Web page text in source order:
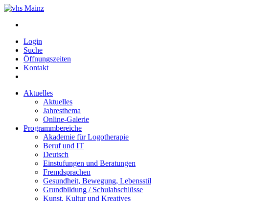
Login
Suche
Öffnungszeiten
Kontakt
Aktuelles
Aktuelles
Jahresthema
Online-Galerie
Programmbereiche
Akademie für Logotherapie
Beruf und IT
Deutsch
Einstufungen und Beratungen
Fremdsprachen
Gesundheit, Bewegung, Lebensstil
Grundbildung / Schulabschlüsse
Kunst, Kultur und Kreatives